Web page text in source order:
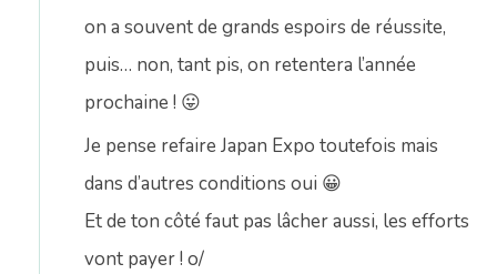
on a souvent de grands espoirs de réussite,
puis… non, tant pis, on retentera l’année
prochaine ! 😛
Je pense refaire Japan Expo toutefois mais
dans d’autres conditions oui 😀
Et de ton côté faut pas lâcher aussi, les efforts
vont payer ! o/